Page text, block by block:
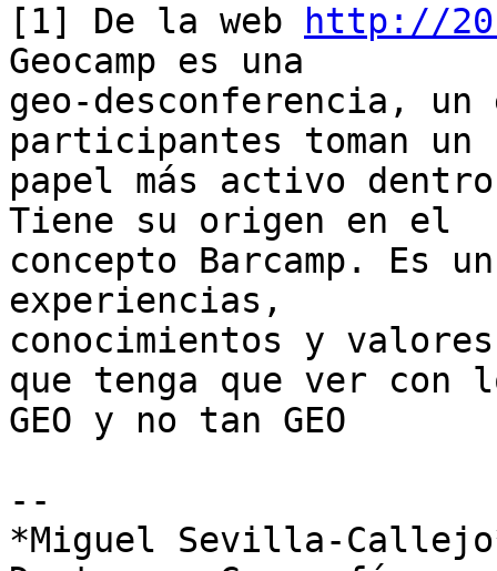
[1] De la web
http://
Geocamp es una
geo-desconferencia,
participantes toman un
papel más activo
Tiene su origen en el
concepto Barcamp. Es
experiencias,
conocimientos y
que tenga que ver con
GEO y no tan GEO
--
*Miguel Sevilla-